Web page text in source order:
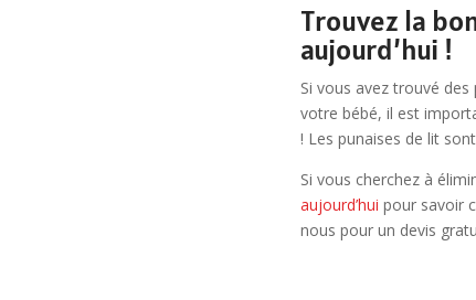
Trouvez la
aujourd’hui !
Si vous avez trouvé
votre bébé, il est
! Les punaises de lit
Si vous cherchez à
aujourd’hui pour savoir
nous pour un devis